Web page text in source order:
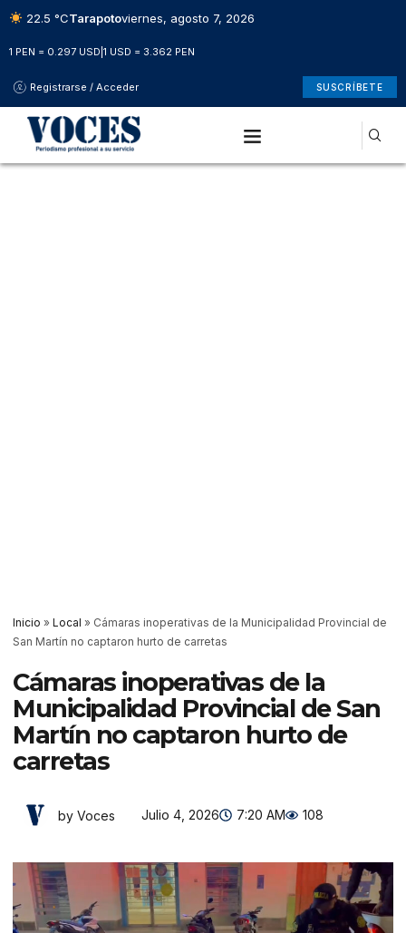
22.5 °CTarapotoviernes, agosto 7, 2026
1 PEN = 0.297 USD 1 USD = 3.362 PEN
Registrarse / Acceder SUSCRÍBETE
Inicio » Local » Cámaras inoperativas de la Municipalidad Provincial de
San Martín no captaron hurto de carretas
Cámaras inoperativas de la
Municipalidad Provincial de San
Martín no captaron hurto de
carretas
by Voces Julio 4, 2026 7:20 AM 108